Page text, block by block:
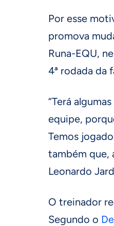
Por esse
promova
Runa-EQU,
4ª rodada da
“Terá
equipe,
Temos
também que,
Leonardo
O treinador
Segundo o